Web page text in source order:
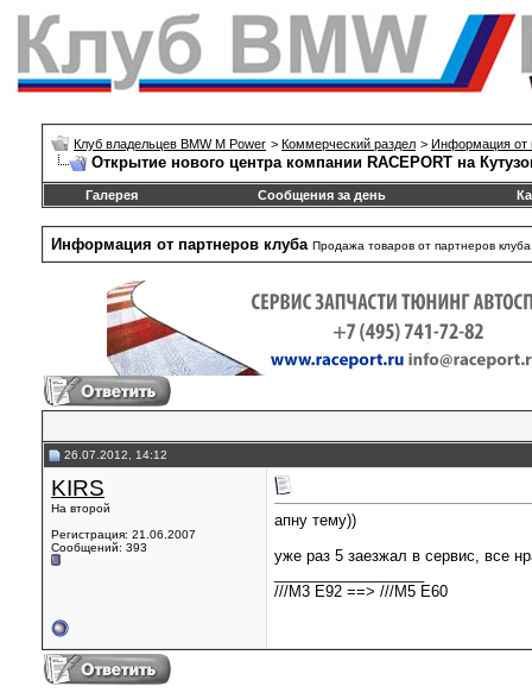
Клуб владельцев BMW M Power > Коммерческий раздел > Информация от
Открытие нового центра компании RACEPORT на
Галерея Сообщения за день
Информация от партнеров клуба Продажа товаров от партнеров
26.07.2012, 14:12
KIRS
На второй
Регистрация: 21.06.2007
Сообщений: 393
апну тему))
уже раз 5 заезжал в сервис, все
///M3 E92 ==> ///M5 E60